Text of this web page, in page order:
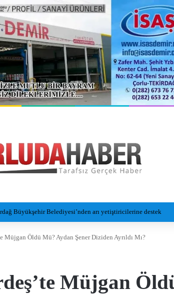
İçin Göle Giren Adamın Cansız Bedeni Bulundu
Müjgan Öldü Mü? Aydan Şener Diziden Ayrıldı Mı?
Müjgan